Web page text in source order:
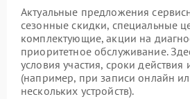
Актуальные предложения
сезонные скидки, специальные
комплектующие, акции на
приоритетное обслуживание.
условия участия, сроки действия
(например, при записи онлайн
нескольких устройств).